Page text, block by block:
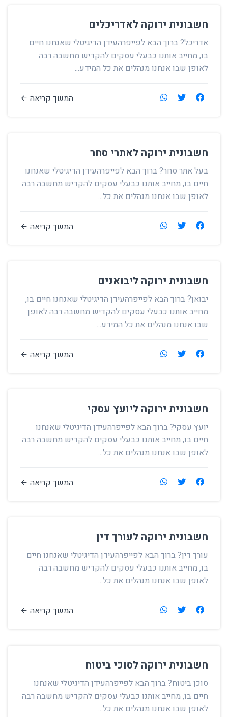
חשבונית ירוקה לאדריכלים
אדריכל? ברוך הבא לפייפרהעידן הדיגיטלי שאנחנו חיים
בו, מחייב אותנו כבעלי עסקים להקדיש מחשבה רבה
לאופן שבו אנחנו מנהלים את כל המידע...
המשך קריאה
חשבונית ירוקה לאתרי סחר
בעל אתר סחר? ברוך הבא לפייפרהעידן הדיגיטלי שאנחנו
חיים בו, מחייב אותנו כבעלי עסקים להקדיש מחשבה רבה
לאופן שבו אנחנו מנהלים את כל...
המשך קריאה
חשבונית ירוקה ליבואנים
יבואן? ברוך הבא לפייפרהעידן הדיגיטלי שאנחנו חיים בו,
מחייב אותנו כבעלי עסקים להקדיש מחשבה רבה לאופן
שבו אנחנו מנהלים את כל המידע...
המשך קריאה
חשבונית ירוקה ליועץ עסקי
יועץ עסקי? ברוך הבא לפייפרהעידן הדיגיטלי שאנחנו
חיים בו, מחייב אותנו כבעלי עסקים להקדיש מחשבה רבה
לאופן שבו אנחנו מנהלים את כל...
המשך קריאה
חשבונית ירוקה לעורך דין
עורך דין? ברוך הבא לפייפרהעידן הדיגיטלי שאנחנו חיים
בו, מחייב אותנו כבעלי עסקים להקדיש מחשבה רבה
לאופן שבו אנחנו מנהלים את כל...
המשך קריאה
חשבונית ירוקה לסוכי ביטוח
סוכן ביטוח? ברוך הבא לפייפרהעידן הדיגיטלי שאנחנו
חיים בו, מחייב אותנו כבעלי עסקים להקדיש מחשבה רבה
לאופן שבו אנחנו מנהלים את כל...